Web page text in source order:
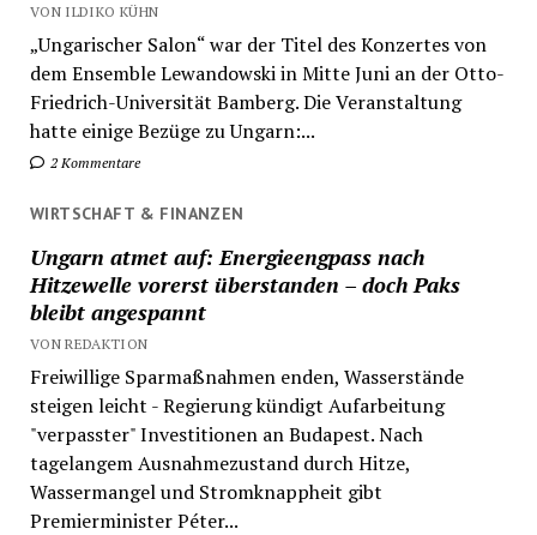
VON ILDIKO KÜHN
„Ungarischer Salon“ war der Titel des Konzertes von
dem Ensemble Lewandowski in Mitte Juni an der Otto-
Friedrich-Universität Bamberg. Die Veranstaltung
hatte einige Bezüge zu Ungarn:...
2 Kommentare
WIRTSCHAFT & FINANZEN
Ungarn atmet auf: Energieengpass nach
Hitzewelle vorerst überstanden – doch Paks
bleibt angespannt
VON REDAKTION
Freiwillige Sparmaßnahmen enden, Wasserstände
steigen leicht - Regierung kündigt Aufarbeitung
"verpasster" Investitionen an Budapest. Nach
tagelangem Ausnahmezustand durch Hitze,
Wassermangel und Stromknappheit gibt
Premierminister Péter...